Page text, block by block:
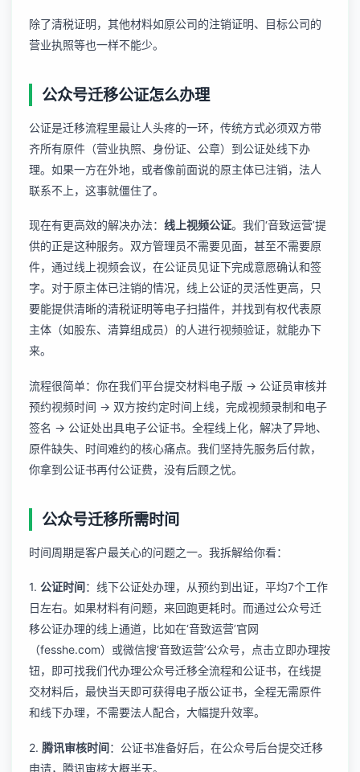
除了清税证明，其他材料如原公司的注销证明、目标公司的
营业执照等也一样不能少。
公众号迁移公证怎么办理
公证是迁移流程里最让人头疼的一环，传统方式必须双方带
齐所有原件（营业执照、身份证、公章）到公证处线下办
理。如果一方在外地，或者像前面说的原主体已注销，法人
联系不上，这事就僵住了。
现在有更高效的解决办法： 线上视频公证。我们‘音致运营’提
供的正是这种服务。双方管理员不需要见面，甚至不需要原
件，通过线上视频会议，在公证员见证下完成意愿确认和签
字。对于原主体已注销的情况，线上公证的灵活性更高，只
要能提供清晰的清税证明等电子扫描件，并找到有权代表原
主体（如股东、清算组成员）的人进行视频验证，就能办下
来。
流程很简单：你在我们平台提交材料电子版 -> 公证员审核并
预约视频时间 -> 双方按约定时间上线，完成视频录制和电子
签名 -> 公证处出具电子公证书。全程线上化，解决了异地、
原件缺失、时间难约的核心痛点。我们坚持先服务后付款，
你拿到公证书再付公证费，没有后顾之忧。
公众号迁移所需时间
时间周期是客户最关心的问题之一。我拆解给你看：
1. 公证时间：线下公证处办理，从预约到出证，平均7个工作
日左右。如果材料有问题，来回跑更耗时。而通过公众号迁
移公证办理的线上通道，比如在‘音致运营’官网
（fesshe.com）或微信搜‘音致运营’公众号，点击立即办理按
钮，即可找我们代办理公众号迁移全流程和公证书，在线提
交材料后，最快当天即可获得电子版公证书，全程无需原件
和线下办理，不需要法人配合，大幅提升效率。
2. 腾讯审核时间：公证书准备好后，在公众号后台提交迁移
申请，腾讯审核大概半天。